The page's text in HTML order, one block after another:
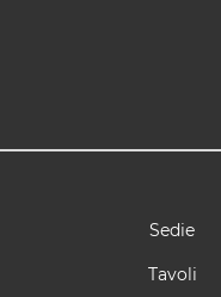
Sedie
Tavoli